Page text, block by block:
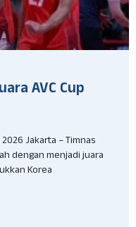
AVC Cup
Jakarta – Timnas
dengan menjadi juara
Korea